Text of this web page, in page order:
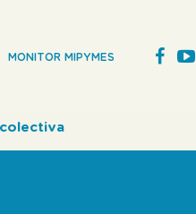
MONITOR MIPYMES